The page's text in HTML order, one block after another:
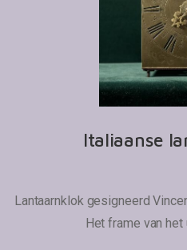
Italiaanse
Lantaarnklok gesigneerd
Het frame van